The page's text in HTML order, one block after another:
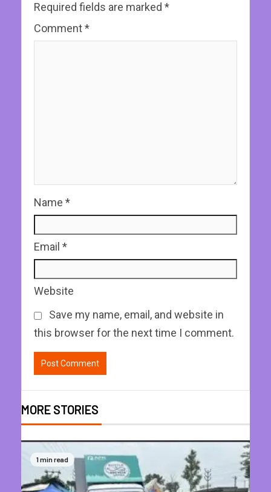
Required fields are marked *
Comment*
Name *
Email *
Website
Save my name, email, and website in
this browser for the next time I comment.
MORE STORIES
1 min read